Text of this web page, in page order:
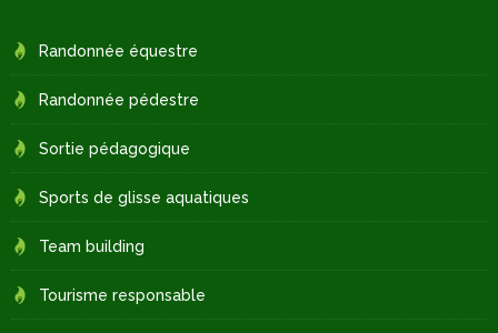
Randonnée équestre
Randonnée pédestre
Sortie pédagogique
Sports de glisse aquatiques
Team building
Tourisme responsable